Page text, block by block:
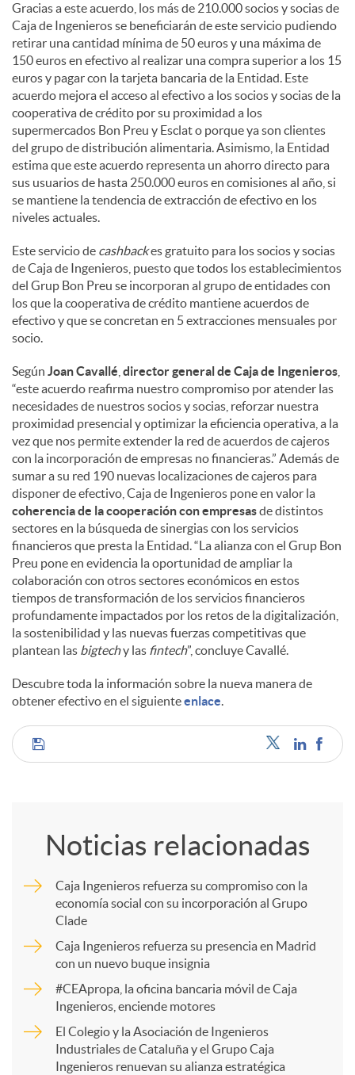
Gracias a este acuerdo, los más de 210.000 socios y socias de
Caja de Ingenieros se beneficiarán de este servicio pudiendo
retirar una cantidad mínima de 50 euros y una máxima de
150 euros en efectivo al realizar una compra superior a los 15
euros y pagar con la tarjeta bancaria de la Entidad. Este
acuerdo mejora el acceso al efectivo a los socios y socias de la
cooperativa de crédito por su proximidad a los
supermercados Bon Preu y Esclat o porque ya son clientes
del grupo de distribución alimentaria. Asimismo, la Entidad
estima que este acuerdo representa un ahorro directo para
sus usuarios de hasta 250.000 euros en comisiones al año, si
se mantiene la tendencia de extracción de efectivo en los
niveles actuales.
Este servicio de cashbackes gratuito para los socios y socias
de Caja de Ingenieros, puesto que todos los establecimientos
del Grup Bon Preu se incorporan al grupo de entidades con
los que la cooperativa de crédito mantiene acuerdos de
efectivo y que se concretan en 5 extracciones mensuales por
socio.
Según Joan Cavallé director general de Caja de Ingenieros
“este acuerdo reafirma nuestro compromiso por atender las
necesidades de nuestros socios y socias, reforzar nuestra
proximidad presencial y optimizar la eficiencia operativa, a la
vez que nos permite extender la red de acuerdos de cajeros
con la incorporación de empresas no financieras.” Además de
sumar a su red 190 nuevas localizaciones de cajeros para
disponer de efectivo, Caja de Ingenieros pone en valor la
coherencia de la cooperación con empresasde distintos
sectores en la búsqueda de sinergias con los servicios
financieros que presta la Entidad. “La alianza con el Grup Bon
Preu pone en evidencia la oportunidad de ampliar la
colaboración con otros sectores económicos en estos
tiempos de transformación de los servicios financieros
profundamente impactados por los retos de la digitalización,
la sostenibilidad y las nuevas fuerzas competitivas que
plantean las bigtechy las fintech”, concluye Cavallé.
Descubre toda la información sobre la nueva manera de
obtener efectivo en el siguienteenlace.
C
m
r
Noticias relacionadas
Caja Ingenieros refuerza su compromiso con la
economía social con su incorporación al Grupo
Clade
Caja Ingenieros refuerza su presencia en Madrid
con un nuevo buque insignia
#CEApropa, la oficina bancaria móvil de Caja
Ingenieros, enciende motores
El Colegio y la Asociación de Ingenieros
Industriales de Cataluña y el Grupo Caja
Ingenieros renuevan su alianza estratégica